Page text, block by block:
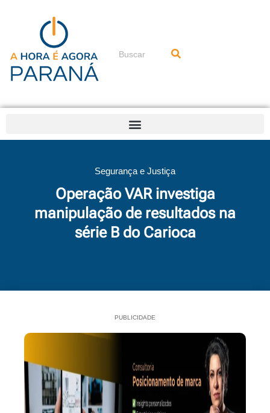
conteúdo
Pesquisar
Segurança e Justiça
Operação VAR investiga
manipulação de resultados na
série B do Carioca
PUBLICIDADE